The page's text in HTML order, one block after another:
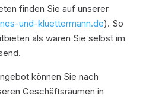
finden Sie auf unserer
und-kluettermann.de). So
als wären Sie selbst im
können Sie nach
Geschäftsräumen in